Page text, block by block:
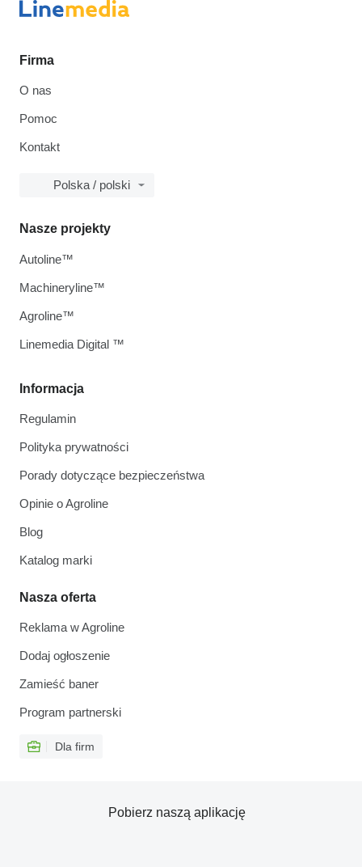
Firma
O nas
Pomoc
Kontakt
Polska / polski
Informacja
Regulamin
Polityka prywatności
Porady dotyczące bezpieczeństwa
Opinie o Agroline
Blog
Katalog marki
Nasza oferta
Reklama w Agroline
Dodaj ogłoszenie
Zamieść baner
Program partnerski
Dla firm
Nasze projekty
Autoline™
Machineryline™
Agroline™
Linemedia Digital ™
Pobierz naszą aplikację